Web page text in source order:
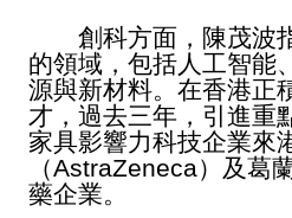
創科方面，陳茂波指
的領域，包括人工智能
源與新材料。在香港正
才，過去三年，引進重
家具影響力科技企業來
（AstraZeneca）及葛
藥企業。